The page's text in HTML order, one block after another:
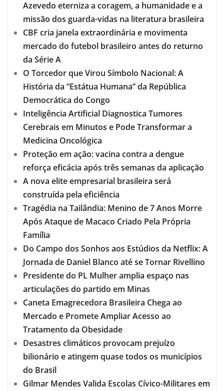
Azevedo eterniza a coragem, a humanidade e a
missão dos guarda-vidas na literatura brasileira
CBF cria janela extraordinária e movimenta
mercado do futebol brasileiro antes do returno
da Série A
O Torcedor que Virou Símbolo Nacional: A
História da “Estátua Humana” da República
Democrática do Congo
Inteligência Artificial Diagnostica Tumores
Cerebrais em Minutos e Pode Transformar a
Medicina Oncológica
Proteção em ação: vacina contra a dengue
reforça eficácia após três semanas da aplicação
A nova elite empresarial brasileira será
construída pela eficiência
Tragédia na Tailândia: Menino de 7 Anos Morre
Após Ataque de Macaco Criado Pela Própria
Família
Do Campo dos Sonhos aos Estúdios da Netflix: A
Jornada de Daniel Blanco até se Tornar Rivellino
Presidente do PL Mulher amplia espaço nas
articulações do partido em Minas
Caneta Emagrecedora Brasileira Chega ao
Mercado e Promete Ampliar Acesso ao
Tratamento da Obesidade
Desastres climáticos provocam prejuízo
bilionário e atingem quase todos os municípios
do Brasil
Gilmar Mendes Valida Escolas Cívico-Militares em